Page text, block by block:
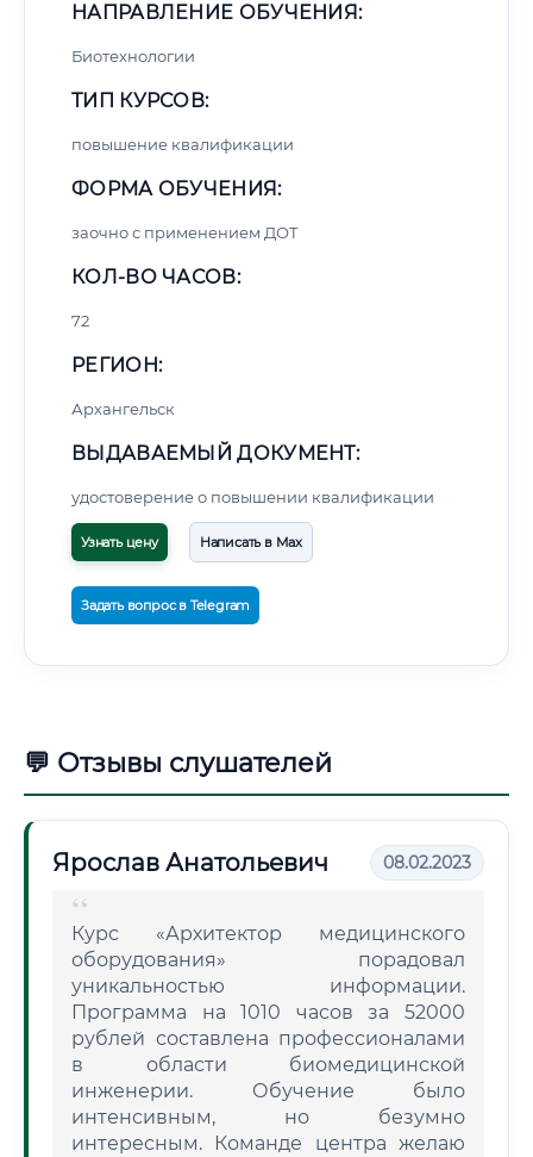
НАПРАВЛЕНИЕ ОБУЧЕНИЯ:
Биотехнологии
ТИП КУРСОВ:
повышение квалификации
ФОРМА ОБУЧЕНИЯ:
заочно с применением ДОТ
КОЛ-ВО ЧАСОВ:
72
РЕГИОН:
Архангельск
ВЫДАВАЕМЫЙ ДОКУМЕНТ:
удостоверение о повышении квалификации
Узнать цену Написать в Max
Задать вопрос в Telegram
💬 Отзывы слушателей
Ярослав Анатольевич 08.02.2023
Курс «Архитектор медицинского
оборудования» порадовал
уникальностью информации.
Программа на 1010 часов за 52000
рублей составлена профессионалами
в области биомедицинской
инженерии. Обучение было
интенсивным, но безумно
интересным. Команде центра желаю